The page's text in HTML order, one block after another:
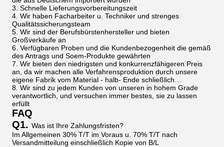
3. Schnelle Lieferungsvorbereitungszeit
4. Wir haben Facharbeiter u. Techniker und strenges
Qualitätssicherungsteam
5. Wir sind der Berufsbürstenhersteller und bieten
Großverkäufe an
6. Verfügbaren Proben und die Kundenbezogenheit die gemäß
des Antrags und Soem-Produkte gewährten
7. Wir bieten den niedrigsten und konkurrenzfähigeren Preis
an, da wir machen alle Verfahrensproduktion durch unsere
eigene Fabrik vom Material - halb- Ende schließlich…
8. Wir sind zu jedem Kunden von unseren in hohem Grade
verantwortlich, und versuchen immer bestes, sie zu lassen
erfüllt
FAQ
Q1. Was ist Ihre Zahlungsfristen?
Im Allgemeinen 30% T/T im Voraus u. 70% T/T nach
Versandmitteilung einschließlich Kopie von B/L